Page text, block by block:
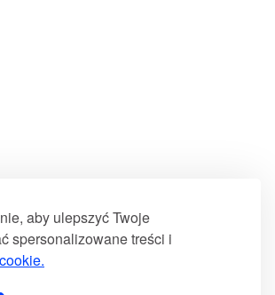
aby ulepszyć Twoje
spersonalizowane treści i